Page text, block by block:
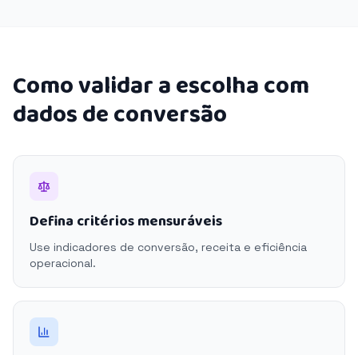
Como validar a escolha com
dados de conversão
Defina critérios mensuráveis
Use indicadores de conversão, receita e eficiência
operacional.